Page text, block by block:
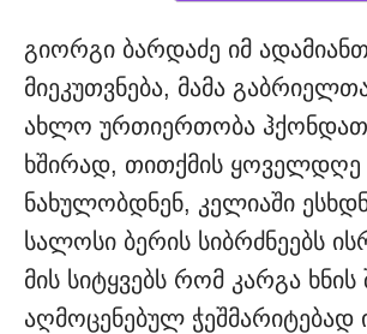
გიორგი ბარდაძე იმ
მიეკუთვნება, მამა
ახლო ურთიერთობა
ხშირად, თითქმის ყოველდღე
ნახულობდნენ, კელიაში
სალოსი ბერის სიბრძნეებს
მის სიტყვებს რომ კარგა ხნის
აღმოცენებულ ჭეშმარიტებად